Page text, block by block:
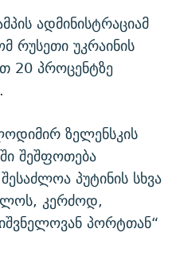
ადმინისტრაციამ
რუსეთი უკრაინის
20 პროცენტზე
ზელენსკის
შეშფოთება
პუტინის სხვა
კერძოდ,
პორტთან“